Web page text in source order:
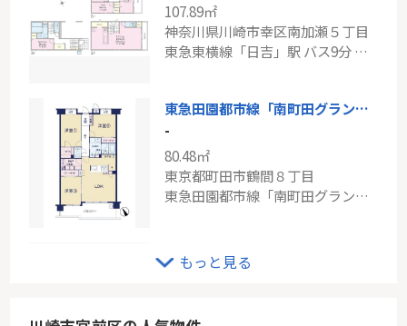
107.89㎡
神奈川県川崎市幸区南加瀬５丁目
東急東横線「日吉」駅 バス9分 「樋橋」 停歩3分
東急田園都市線「南町田グランベリーパーク」ビッグヴァン南町田参番館
-
80.48㎡
東京都町田市鶴間８丁目
東急田園都市線「南町田グランベリーＰ」駅 徒歩10分
JR東海道本線「川崎」新築戸建
-
神奈川県川崎市川崎区桜本２丁目
もっと見る